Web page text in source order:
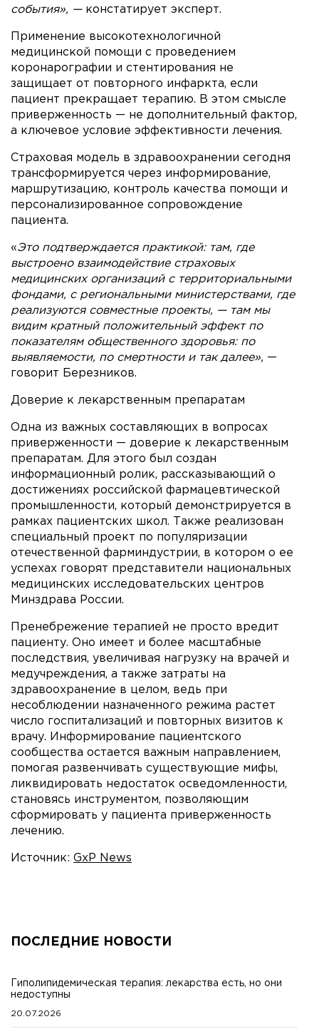
события», — констатирует эксперт.
Применение высокотехнологичной
медицинской помощи с проведением
коронарографии и стентирования не
защищает от повторного инфаркта, если
пациент прекращает терапию. В этом смысле
приверженность — не дополнительный фактор,
а ключевое условие эффективности лечения.
Страховая модель в здравоохранении сегодня
трансформируется через информирование,
маршрутизацию, контроль качества помощи и
персонализированное сопровождение
пациента.
«Это подтверждается практикой: там, где
выстроено взаимодействие страховых
медицинских организаций с территориальными
фондами, с региональными министерствами, где
реализуются совместные проекты, — там мы
видим кратный положительный эффект по
показателям общественного здоровья: по
выявляемости, по смертности и так далее», —
говорит Березников.
Доверие к лекарственным препаратам
Одна из важных составляющих в вопросах
приверженности — доверие к лекарственным
препаратам. Для этого был создан
информационный ролик, рассказывающий о
достижениях российской фармацевтической
промышленности, который демонстрируется в
рамках пациентских школ. Также реализован
специальный проект по популяризации
отечественной фарминдустрии, в котором о ее
успехах говорят представители национальных
медицинских исследовательских центров
Минздрава России.
Пренебрежение терапией не просто вредит
пациенту. Оно имеет и более масштабные
последствия, увеличивая нагрузку на врачей и
медучреждения, а также затраты на
здравоохранение в целом, ведь при
несоблюдении назначенного режима растет
число госпитализаций и повторных визитов к
врачу. Информирование пациентского
сообщества остается важным направлением,
помогая развенчивать существующие мифы,
ликвидировать недостаток осведомленности,
становясь инструментом, позволяющим
сформировать у пациента приверженность
лечению.
Источник: GxP News
ПОСЛЕДНИЕ НОВОСТИ
Гиполипидемическая терапия: лекарства есть, но они
недоступны
20.07.2026